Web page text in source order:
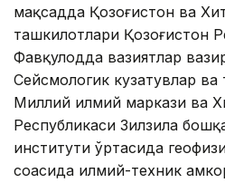
мақсадда Қозоғистон ва
ташкилотлари Қозоғистон
Фавқулодда вазиятлар
Сейсмологик кузатувлар ва
Миллий илмий маркази ва
Республикаси Зилзила
институти ўртасида
соҳасида илмий-техник